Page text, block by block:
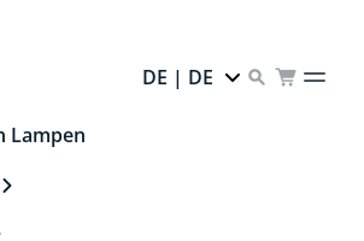
DE | DE
Lampen